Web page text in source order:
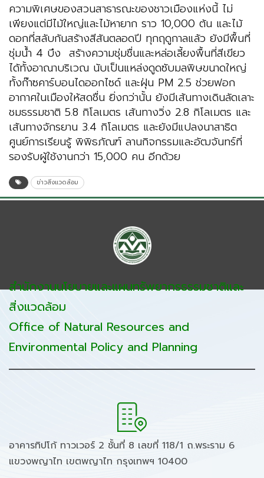
ความพิเศษของสวนสาธารณะของชาวเมืองแห่งนี้ ไม่
เพียงแต่มีไม้ใหญ่และไม้หายาก ราว 10,000 ต้น และไม้
ดอกที่สลับกันสร้างสีสันตลอดปี ทุกฤดูกาลแล้ว ยังมีพื้นที่
ชุ่มน้ำ 4 บึง สร้างความชุ่มชื่นและหล่อเลี้ยงพื้นที่สีเขียว
ได้ทั้งอาณาบริเวณ นับเป็นแหล่งดูดซับมลพิษขนาดใหญ่
ทั้งก๊าซคาร์บอนไดออกไซด์ และฝุ่น PM 2.5 ช่วยฟอก
อากาศในเมืองให้สดชื่น ยิ่งกว่านั้น ยังมีเส้นทางเดินลัดเลาะ
ชมธรรมชาติ 5.8 กิโลเมตร เส้นทางวิ่ง 2.8 กิโลเมตร และ
เส้นทางจักรยาน 3.4 กิโลเมตร และยังมีแปลงนาสาธิต
ศูนย์การเรียนรู้ พิพิธภัณฑ์ ลานกิจกรรมและอัฒจันทร์ที่
รองรับผู้ใช้งานกว่า 15,000 คน อีกด้วย
ข่าวสิ่งแวดล้อม
สำนักงานนโยบายและแผนทรัพยากรธรรมชาติและ
สิ่งแวดล้อม
Office of Natural Resources and
Environmental Policy and Planning
อาคารทิปโก้ ทาวเวอร์ 2 ชั้นที่ 8 เลขที่ 118/1 ถ.พระราม 6
แขวงพญาไท เขตพญาไท กรุงเทพฯ 10400